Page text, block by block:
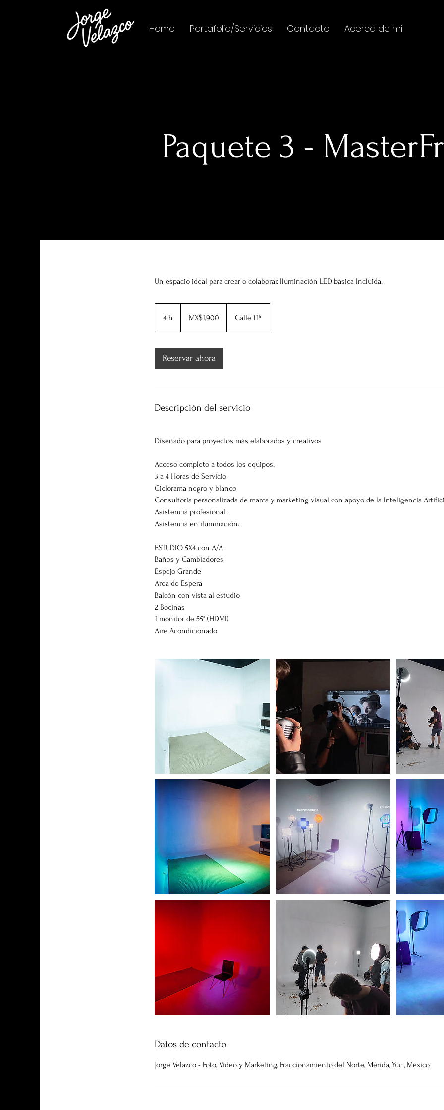
Home Portafolio/Servicios Contacto Acerca de mi
Paquete 3 -
Un espacio ideal para crear o colaborar. Iluminación LED básica Incluida.
4 h
pesosMX$1,900 Calle 11ᴬ
Reservar ahora
Descripción del servicio
Diseñado para proyectos más elaborados y creativos
​Acceso completo a todos los equipos.
3 a 4 Horas de Servicio
Ciclorama negro y blanco
Consultoría personalizada de marca y marketing visual con apoyo de la Inteligencia
Asistencia profesional.
Asistencia en iluminación.
ESTUDIO 5X4 con A/A
Baños y Cambiadores
Espejo Grande
Area de Espera
Balcón con vista al estudio
2 Bocinas
1 monitor de 55" (HDMI)
Aire Acondicionado
Datos de contacto
Jorge Velazco - Foto, Video y Marketing, Fraccionamiento del Norte, Mérida, Yuc., México